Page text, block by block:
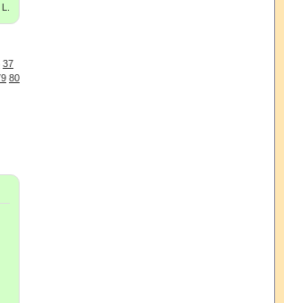
37
80